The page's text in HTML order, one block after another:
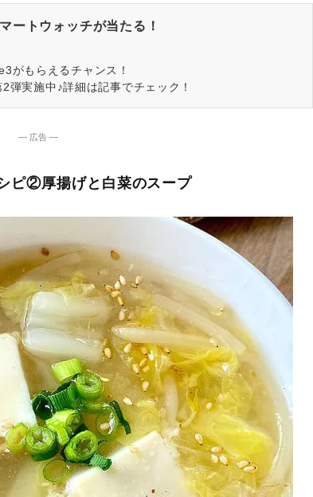
ートウォッチが当たる！
がもらえるチャンス！
弾実施中♪詳細は記事でチェック！
― 広告 ―
ピ②厚揚げと白菜のスープ